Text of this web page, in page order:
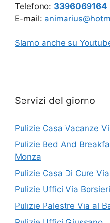
Telefono: 3396069164
E-mail:
Siamo anche su
Servizi del giorno
Pulizie Casa Vacanze
Pulizie Bed And
Monza
Pulizie Casa Di Cure
Pulizie Uffici Via
Pulizie Palestre Via al